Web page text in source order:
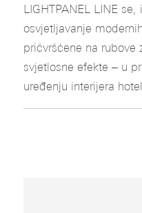
LIGHTPANEL LINE
osvjetljavanje
pričvršćene na rubove
svjetlosne efekte – u
uređenju interijera